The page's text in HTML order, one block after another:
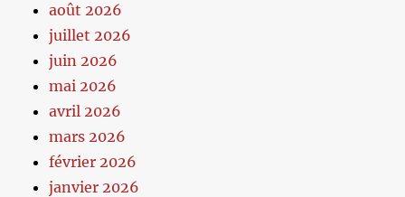
août 2026
juillet 2026
juin 2026
mai 2026
avril 2026
mars 2026
février 2026
janvier 2026